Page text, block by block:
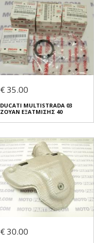
€ 35.00
DUCATI MULTISTRADA 03
ΖΟΥΑΝ ΕΞΑΤΜΙΣΗΣ 40
€ 30.00